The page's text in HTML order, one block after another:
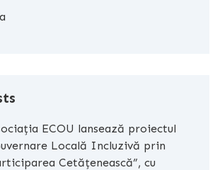
ECOU lansează proiectul
Locală Incluzivă prin
Cetățenească”, cu